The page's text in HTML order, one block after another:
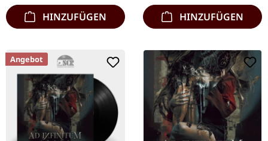
HINZUFÜGEN HINZUFÜGEN
Angebot